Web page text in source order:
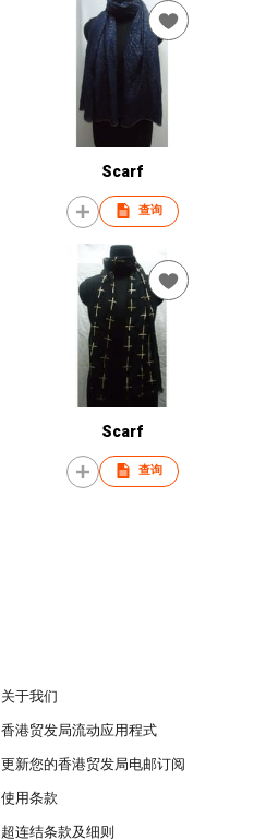
Scarf
查询
Scarf
查询
关于我们
香港贸发局流动应用程式
更新您的香港贸发局电邮订阅
使用条款
超连结条款及细则